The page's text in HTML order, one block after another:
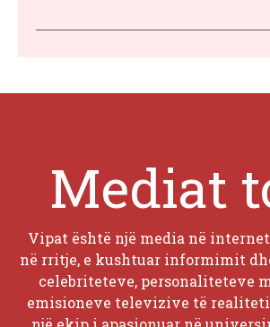
Mediat
Vipat është një media në
në rritje, e kushtuar informimit
celebriteteve, personaliteteve
emisioneve televizive të